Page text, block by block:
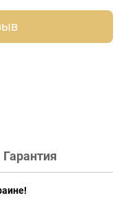
Гарантия